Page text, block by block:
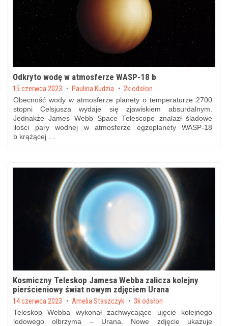
Odkryto wodę w atmosferze WASP-18 b
Posted on
15 czerwca 2023 by Paulina Kudzia 2k odsłon
Obecność wody w atmosferze planety o temperaturze 2700
stopni Celsjusza wydaje się zjawiskiem absurdalnym.
Jednakże James Webb Space Telescope znalazł śladowe
ilości pary wodnej w atmosferze egzoplanety WASP-18
b krążącej …
Kosmiczny Teleskop Jamesa Webba zalicza kolejny
pierścieniowy świat nowym zdjęciem Urana
Posted on
14 czerwca 2023 by Amelia Staszczyk 3k odsłon
Teleskop Webba wykonał zachwycające ujęcie kolejnego
lodowego olbrzyma – Urana. Nowe zdjęcie ukazuje